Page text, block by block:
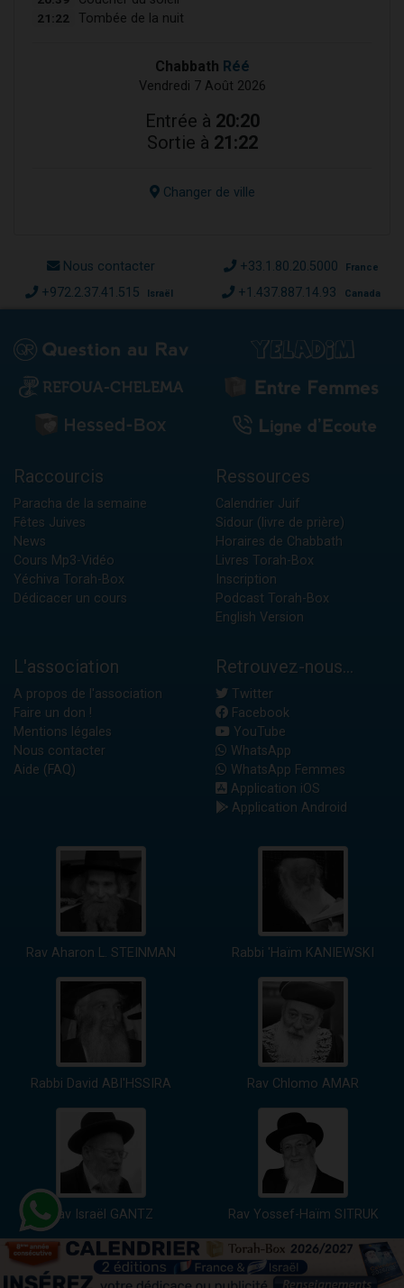
21:22 Tombée de la nuit
Chabbath Réé
Vendredi 7 Août 2026
Entrée à 20:20
Sortie à 21:22
Changer de ville
Nous contacter +33.1.80.20.5000 France
+972.2.37.41.515 Israël +1.437.887.14.93 Canada
Raccourcis
Paracha de la semaine
Fêtes Juives
News
Cours Mp3-Vidéo
Yéchiva Torah-Box
Dédicacer un cours
Ressources
Calendrier Juif
Sidour (livre de prière)
Horaires de Chabbath
Livres Torah-Box
Inscription
Podcast Torah-Box
English Version
L'association
A propos de l'association
Faire un don !
Mentions légales
Nous contacter
Aide (FAQ)
Retrouvez-nous...
Twitter
Facebook
YouTube
WhatsApp
WhatsApp Femmes
Application iOS
Application Android
Rav Aharon L. STEINMAN Rabbi 'Haïm KANIEWSKI
Rabbi David ABI'HSSIRA Rav Chlomo AMAR
Rav Israël GANTZ Rav Yossef-Haïm SITRUK